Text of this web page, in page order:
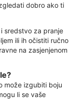
dobro ako ti
sredstvo za pranje
ili ih očistiti ručno
na zasjenjenom
može izgubiti boju
li se vaše